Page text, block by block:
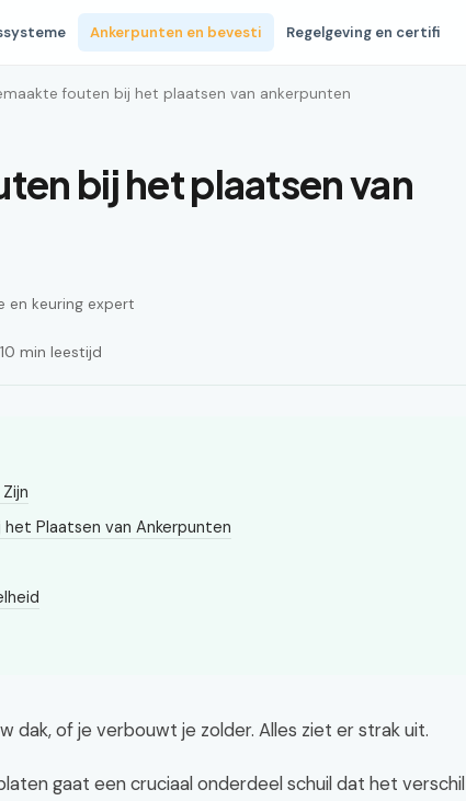
Ankerpunten en bevesti Regelgeving en certifi
fouten bij het plaatsen van ankerpunten
bij het plaatsen van
en keuring expert
min leestijd
Plaatsen van Ankerpunten
dak, of je verbouwt je zolder. Alles ziet er strak uit.
gaat een cruciaal onderdeel schuil dat het verschil